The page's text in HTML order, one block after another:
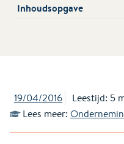
Inhoudsopgave
19/04/2016
Leestijd: 5
Lees meer: